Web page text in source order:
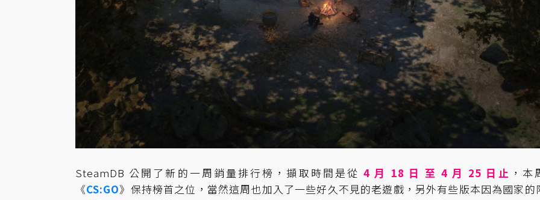
SteamDB 公開了新的一周銷量排行榜，擷取時間是從4 月 18 日 至 4 月 25 日止 ，本
《CS:GO》保持榜首之位，當然這周也加入了一些好久不見的老遊戲，另外有些版本因為國家的